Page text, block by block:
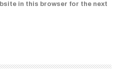
in this browser for the next